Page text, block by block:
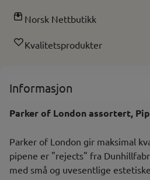
Norsk Nettbutikk
Kvalitetsprodukter
Informasjon
Parker of London assortert,
Parker of London gir maksimal
pipene er "rejects" fra
med små og uvesentlige